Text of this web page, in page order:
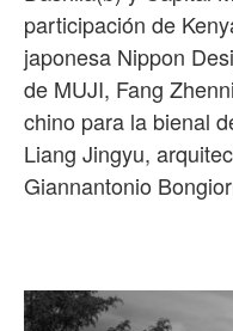
participación de
japonesa Nippon
de MUJI, Fang
chino para la bienal
Liang Jingyu,
Giannantonio